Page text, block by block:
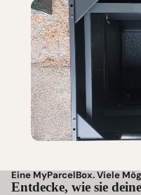
Eine MyParcelBox. Viele
Entdecke, wie sie